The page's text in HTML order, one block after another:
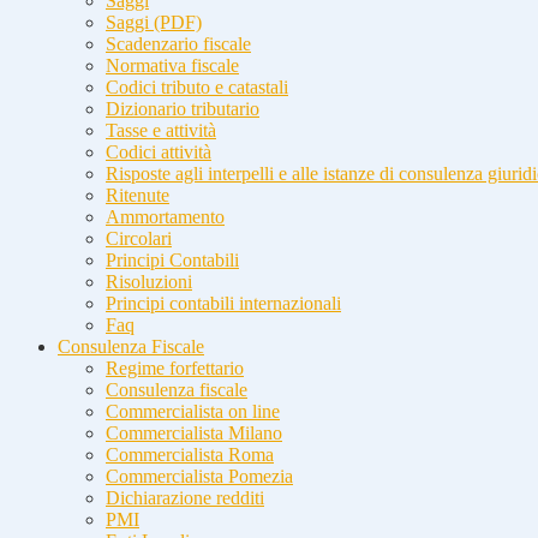
Saggi (PDF)
Scadenzario fiscale
Normativa fiscale
Codici tributo e catastali
Dizionario tributario
Tasse e attività
Codici attività
Risposte agli interpelli e alle istanze di consulenza
Ritenute
Ammortamento
Circolari
Principi Contabili
Risoluzioni
Principi contabili internazionali
Faq
Consulenza Fiscale
Regime forfettario
Consulenza fiscale
Commercialista on line
Commercialista Milano
Commercialista Roma
Commercialista Pomezia
Dichiarazione redditi
PMI